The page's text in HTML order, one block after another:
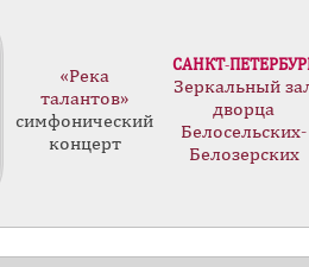
«Река
талантов»
симфонический
концерт
САНКТ-
Зеркальный
дворца
Белосельских-
Белозерских